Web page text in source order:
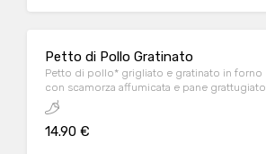
Petto di Pollo Gratinato
Petto di pollo* grigliato e gratinato in forno
con scamorza affumicata e pane grattugiato
aromatizzato, con pomodorini conditi,
servito con zucchine al forno
14.90 €